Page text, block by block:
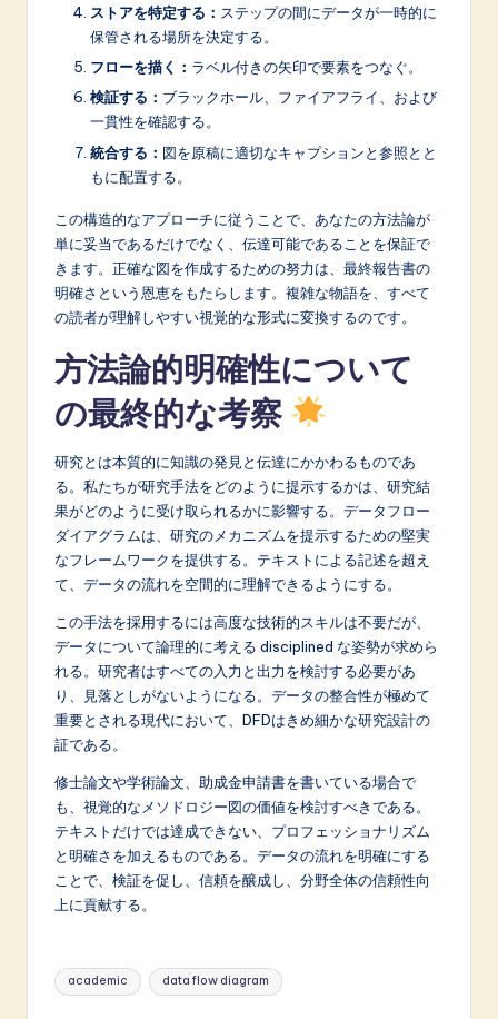
ストアを特定する： ステップの間にデータが一時的に
保管される場所を決定する。
フローを描く： ラベル付きの矢印で要素をつなぐ。
検証する： ブラックホール、ファイアフライ、および
一貫性を確認する。
統合する： 図を原稿に適切なキャプションと参照とと
もに配置する。
この構造的なアプローチに従うことで、あなたの方法論が
単に妥当であるだけでなく、伝達可能であることを保証で
きます。正確な図を作成するための努力は、最終報告書の
明確さという恩恵をもたらします。複雑な物語を、すべて
の読者が理解しやすい視覚的な形式に変換するのです。
方法論的明確性について
の最終的な考察
研究とは本質的に知識の発見と伝達にかかわるものであ
る。私たちが研究手法をどのように提示するかは、研究結
果がどのように受け取られるかに影響する。データフロー
ダイアグラムは、研究のメカニズムを提示するための堅実
なフレームワークを提供する。テキストによる記述を超え
て、データの流れを空間的に理解できるようにする。
この手法を採用するには高度な技術的スキルは不要だが、
データについて論理的に考える disciplined な姿勢が求めら
れる。研究者はすべての入力と出力を検討する必要があ
り、見落としがないようになる。データの整合性が極めて
重要とされる現代において、DFDはきめ細かな研究設計の
証である。
修士論文や学術論文、助成金申請書を書いている場合で
も、視覚的なメソドロジー図の価値を検討すべきである。
テキストだけでは達成できない、プロフェッショナリズム
と明確さを加えるものである。データの流れを明確にする
ことで、検証を促し、信頼を醸成し、分野全体の信頼性向
上に貢献する。
Tags:
academic data flow diagram